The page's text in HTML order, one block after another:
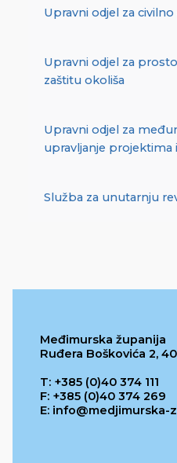
Upravni odjel za
Upravni odjel za
zaštitu okoliša
Upravni odjel za
upravljanje projektima
Služba za unutarnju
Međimurska županija
Ruđera Boškovića 2,
T: +385 (0)40 374 111
F: +385 (0)40 374 269
E: info@medjimurska-